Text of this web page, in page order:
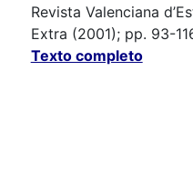
Revista Valenciana
Extra (2001); pp. 93-
Texto completo